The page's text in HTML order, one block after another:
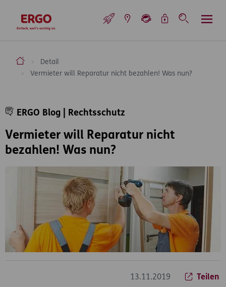
zur Startseite
ERGO Versicherung Aktiengesellschaft
Detail
Vermieter will Reparatur nicht bezahlen! Was nun?
Vermieter will Reparatur nicht
bezahlen! Was nun?
ERGO Blog | Rechtsschutz
13.11.2019 Teilen